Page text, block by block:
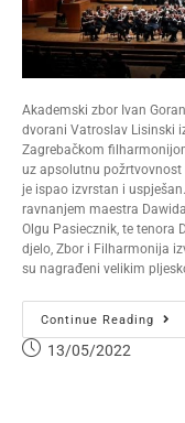
Akademski zbor Ivan
dvorani Vatroslav Lisinski
Zagrebačkom
uz apsolutnu
je ispao izvrstan i
ravnanjem maestra
Olgu Pasiecznik, te tenora
djelo, Zbor i Filharmonija
su nagrađeni velikim
Continue Reading
13/05/2022